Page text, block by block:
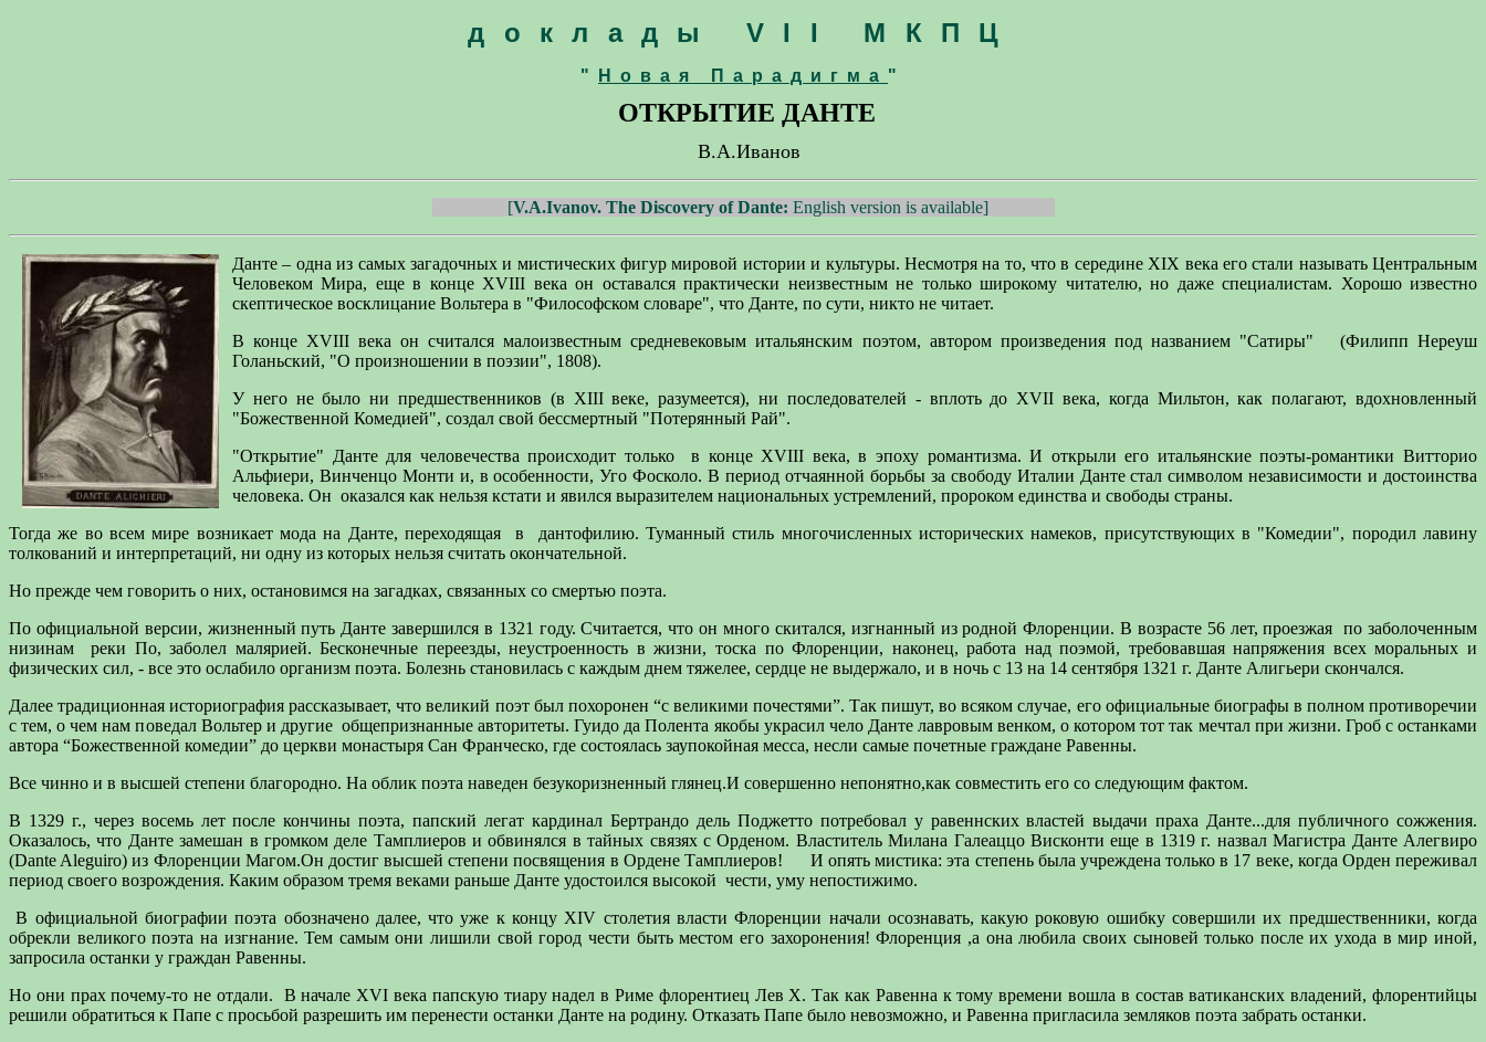
доклады VII МКПЦ
" Новая Парадигма "
ОТКРЫТИЕ ДАНТЕ
В.А.Иванов
[V.A.Ivanov.The Discovery of Dante: English version is available]
Данте – одна из самых загадочных и мистических фигур мировой истории и культуры. Несмотря на то, что в середине XIX века его стали называть Центральным
Человеком Мира, еще в конце XVIII века он оставался практически неизвестным не только широкому читателю, но даже специалистам. Хорошо известно
скептическое восклицание Вольтера в "Философском словаре", что Данте, по сути, никто не читает.
В конце XVIII века он считался малоизвестным средневековым итальянским поэтом, автором произведения под названием "Сатиры"
(Филипп Нереуш
Голаньский, "О произношении в поэзии", 1808).
У него не было ни предшественников (в XIII веке, разумеется), ни последователей - вплоть до XVII века, когда Мильтон, как полагают, вдохновленный
"Божественной Комедией", создал свой бессмертный "Потерянный Рай".
"Открытие" Данте для человечества происходит только
в конце XVIII века, в эпоху романтизма. И открыли его итальянские поэты-романтики Витторио
Альфиери, Винченцо Монти и, в особенности, Уго Фосколо. В период отчаянной борьбы за свободу Италии Данте стал символом независимости и достоинства
человека. Он оказался как нельзя кстати и явился выразителем национальных устремлений, пророком единства и свободы страны.
Тогда же во всем мире возникает мода на Данте, переходящая
в
дантофилию. Туманный стиль многочисленных исторических намеков, присутствующих в "Комедии", породил лавину
толкований и интерпретаций, ни одну из которых нельзя считать окончательной.
Но прежде чем говорить о них, остановимся на загадках, связанных со смертью поэта.
По официальной версии, жизненный путь Данте завершился в 1321 году. Считается, что он много скитался, изгнанный из родной Флоренции. В возрасте 56 лет, проезжая по заболоченным
низинам
реки По, заболел малярией. Бесконечные переезды, неустроенность в жизни, тоска по Флоренции, наконец, работа над поэмой, требовавшая напряжения всех моральных и
физических сил, - все это ослабило организм поэта. Болезнь становилась с каждым днем тяжелее, сердце не выдержало, и в ночь с 13 на 14 сентября 1321 г. Данте Алигьери скончался.
Далее традиционная историография рассказывает, что великий поэт был похоронен “с великими почестями”. Так пишут, во всяком случае, его официальные биографы в полном противоречии
с тем, о чем нам поведал Вольтер и другие общепризнанные авторитеты. Гуидо да Полента якобы украсил чело Данте лавровым венком, о котором тот так мечтал при жизни. Гроб с останками
автора “Божественной комедии” до церкви монастыря Сан Франческо, где состоялась заупокойная месса, несли самые почетные граждане Равенны.
Все чинно и в высшей степени благородно. На облик поэта наведен безукоризненный глянец.И совершенно непонятно,как совместить его со следующим фактом.
В 1329 г., через восемь лет после кончины поэта, папский легат кардинал Бертрандо дель Поджетто потребовал у равеннских властей выдачи праха Данте...для публичного сожжения.
Оказалось, что Данте замешан в громком деле Тамплиеров и обвинялся в тайных связях с Орденом. Властитель Милана Галеаццо Висконти еще в 1319 г. назвал Магистра Данте Алегвиро
(Dante Aleguiro) из Флоренции Магом.Он достиг высшей степени посвящения в Ордене Тамплиеров!
И опять мистика: эта степень была учреждена только в 17 веке, когда Орден переживал
период своего возрождения. Каким образом тремя веками раньше Данте удостоился высокой чести, уму непостижимо.
В официальной биографии поэта обозначено далее, что уже к концу XIV столетия власти Флоренции начали осознавать, какую роковую ошибку совершили их предшественники, когда
обрекли великого поэта на изгнание. Тем самым они лишили свой город чести быть местом его захоронения! Флоренция ,а она любила своих сыновей только после их ухода в мир иной,
запросила останки у граждан Равенны.
Но они прах почему-то не отдали.
В начале XVI века папскую тиару надел в Риме флорентиец Лев X. Так как Равенна к тому времени вошла в состав ватиканских владений, флорентийцы
решили обратиться к Папе с просьбой разрешить им перенести останки Данте на родину. Отказать Папе было невозможно, и Равенна пригласила земляков поэта забрать останки.